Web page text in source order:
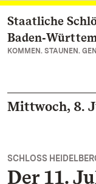
Zum
Staatliche
KOMMEN. STAUNEN.
Mittwoch, 8.
SCHLOSS
Der 11.